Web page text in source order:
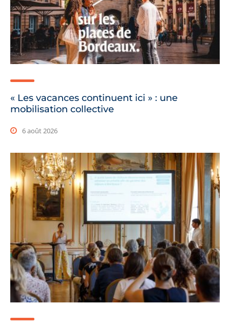
« Les vacances continuent ici » : une
mobilisation collective
6 août 2026